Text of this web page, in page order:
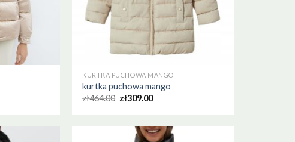
KURTKA PUCHOWA MANGO
kurtka puchowa mango
zł464.00 zł309.00